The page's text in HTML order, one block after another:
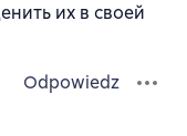
их в своей
Odpowiedz